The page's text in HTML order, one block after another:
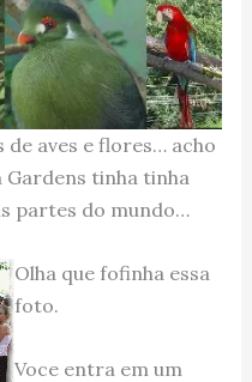
aves e flores… acho
Gardens tinha tinha
partes do mundo…
Olha que fofinha essa
foto.
Voce entra em um